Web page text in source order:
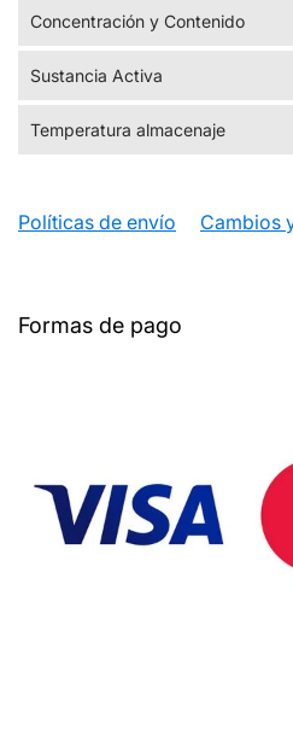
Concentración y Contenido
Sustancia Activa
Temperatura almacenaje
Políticas de envío Cambios
Formas de pago